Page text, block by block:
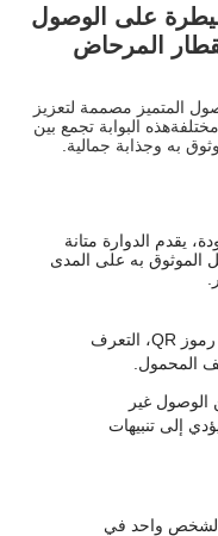
على الوصول
المرحاض
المتميز مصممة لتعزيز
البوابة تجمع بين
به وجذابة جمالية.
يقدم الدوارة متانة
الموثوق به على المدى
يدعم طرق مصادقة متعددة: بطاقات RFID، رموز QR، التعرف
المحمول.
غير
إلى تنبيهات
لشخص واحد في